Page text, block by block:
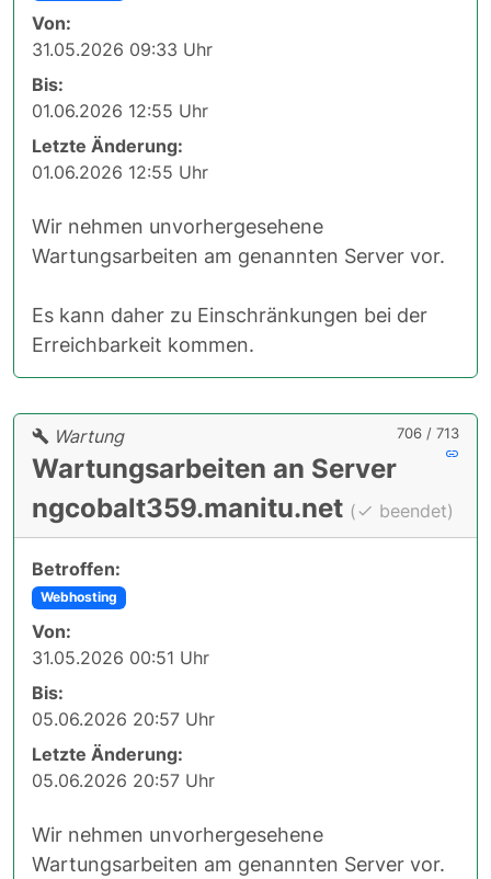
Von:
31.05.2026 09:33 Uhr
Bis:
01.06.2026 12:55 Uhr
Letzte Änderung:
01.06.2026 12:55 Uhr
Wir nehmen unvorhergesehene
Wartungsarbeiten am genannten Server vor.
Es kann daher zu Einschränkungen bei der
Erreichbarkeit kommen.
706 / 713
Wartung
Wartungsarbeiten an Server
ngcobalt359.manitu.net ( beendet)
Betroffen:
Webhosting
Von:
31.05.2026 00:51 Uhr
Bis:
05.06.2026 20:57 Uhr
Letzte Änderung:
05.06.2026 20:57 Uhr
Wir nehmen unvorhergesehene
Wartungsarbeiten am genannten Server vor.